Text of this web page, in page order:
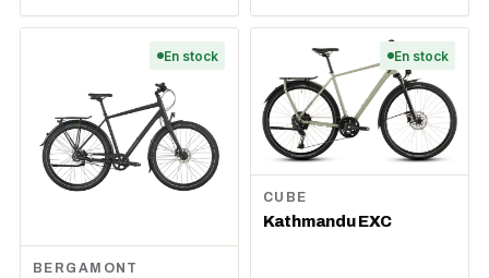
En stock
BERGAMONT
En stock
CUBE
Kathmandu EXC